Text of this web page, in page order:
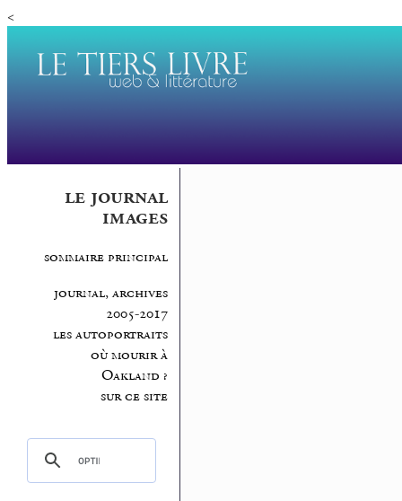
<
le journal
images
sommaire principal
journal, archives
2005-2017
les autoportraits
où mourir à
Oakland ?
sur ce site